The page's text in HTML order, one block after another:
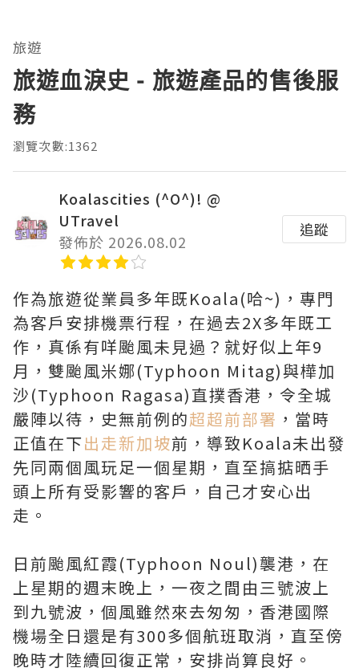
旅遊
旅遊血淚史 - 旅遊產品的售後服
務
瀏覽次數:1362
Koalascities (^O^)! @
UTravel
發佈於 2026.08.02
追蹤
作為旅遊從業員多年既Koala(哈~)，專門
為客戶安排機票行程，在過去2X多年既工
作，真係有咩颱風未見過？就好似上年9
月，雙颱風米娜(Typhoon Mitag)與樺加
沙(Typhoon Ragasa)直撲香港，令全城
嚴陣以待，史無前例的超超前部署 ，當時
正值在下出走新加坡前，導致Koala未出發
先同兩個風玩足一個星期，直至搞掂晒手
頭上所有受影響的客戶，自己才安心出
走。
日前颱風紅霞(Typhoon Noul)襲港，在
上星期的週末晚上，一夜之間由三號波上
到九號波，個風雖然來去匆匆，香港國際
機場全日還是有300多個航班取消，直至傍
晚時才陸續回復正常，安排尚算良好。